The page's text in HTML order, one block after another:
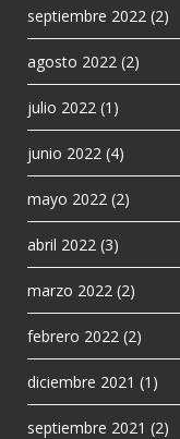
septiembre 2022 (2)
agosto 2022 (2)
julio 2022 (1)
junio 2022 (4)
mayo 2022 (2)
abril 2022 (3)
marzo 2022 (2)
febrero 2022 (2)
diciembre 2021 (1)
septiembre 2021 (2)